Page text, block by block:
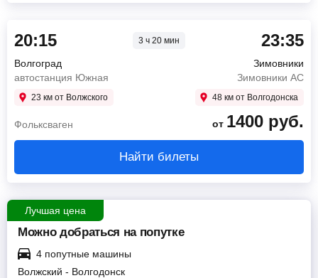
20:15 3 ч 20 мин
Волгоград
автостанция Южная
23 км от Волжского
23:35
Зимовники
Зимовники АС
48 км от Волгодонска
Фольксваген от 1400 руб.
Найти билеты
Лучшая цена
Можно добраться на попутке
4 попутные машины
Волжский - Волгодонск